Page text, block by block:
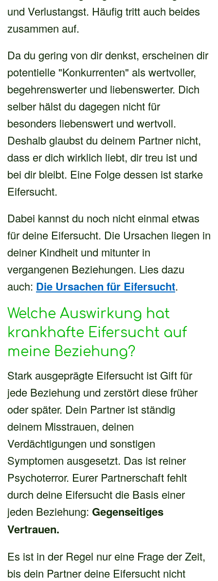
und Verlustangst. Häufig tritt auch beides
zusammen auf.
Da du gering von dir denkst, erscheinen dir
potentielle "Konkurrenten" als wertvoller,
begehrenswerter und liebenswerter. Dich
selber hälst du dagegen nicht für
besonders liebenswert und wertvoll.
Deshalb glaubst du deinem Partner nicht,
dass er dich wirklich liebt, dir treu ist und
bei dir bleibt. Eine Folge dessen ist starke
Eifersucht.
Dabei kannst du noch nicht einmal etwas
für deine Eifersucht. Die Ursachen liegen in
deiner Kindheit und mitunter in
vergangenen Beziehungen. Lies dazu
auch: Die Ursachen für Eifersucht.
Welche Auswirkung hat
krankhafte Eifersucht auf
meine Beziehung?
Stark ausgeprägte Eifersucht ist Gift für
jede Beziehung und zerstört diese früher
oder später. Dein Partner ist ständig
deinem Misstrauen, deinen
Verdächtigungen und sonstigen
Symptomen ausgesetzt. Das ist reiner
Psychoterror. Eurer Partnerschaft fehlt
durch deine Eifersucht die Basis einer
jeden Beziehung: Gegenseitiges
Vertrauen.
Es ist in der Regel nur eine Frage der Zeit,
bis dein Partner deine Eifersucht nicht